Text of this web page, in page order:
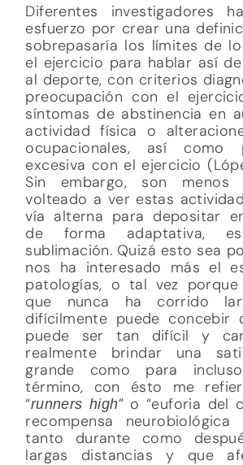
Diferentes investigadores
esfuerzo por crear una
sobrepasaría los límites de
el ejercicio para hablar así
al deporte, con criterios
preocupación con el
síntomas de abstinencia en
actividad física o
ocupacionales, así como
excesiva con el ejercicio
Sin embargo, son menos
volteado a ver estas
vía alterna para depositar
de forma adaptativa,
sublimación. Quizá esto sea
nos ha interesado más el
patologías, o tal vez porque
que nunca ha corrido
difícilmente puede concebir
puede ser tan difícil y
realmente brindar una
grande como para
término, con ésto me
“runners high” o “euforia del
recompensa
tanto durante como
largas distancias y que